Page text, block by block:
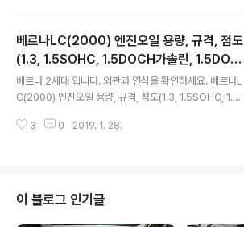
진오일 규격 : API SJ 또는 SL급 이상, ILSAC GF-3급
이상엔진오일 점도 : 5W20, 5W30 등 2.0 LPG (베타엔
진)엔진오일 용량 : 4.0 L엔진오일 규격 : API SJ 또는 SL
급 이상, ILSAC GF-3급 이상엔진오일 점도 : 5W20, 5
W30 등 2.0 가솔린 (시리우스엔진)엔진오일 용량 : 4.3 L
엔진오일 ..
베르나LC(2000) 엔진오일 용량, 규격, 점도
(1.3, 1.5SOHC, 1.5DOCH가솔린, 1.5DOC
H VVT가솔린)
베르나 2세대 입니다. 외관과 연식을 확인하세요. 베르나L
C(2000) 엔진오일 용량, 규격, 점도(1.3, 1.5SOHC, 1.5
(SOHC, DOHC)엔진오일 용량 : 3.3 L엔진오일 규격 : A
F-3급 이상엔진오일 점도 : 5W30 등 * 출처 : 현대자동차
3 0 2019. 1. 28.
이 블로그 인기글